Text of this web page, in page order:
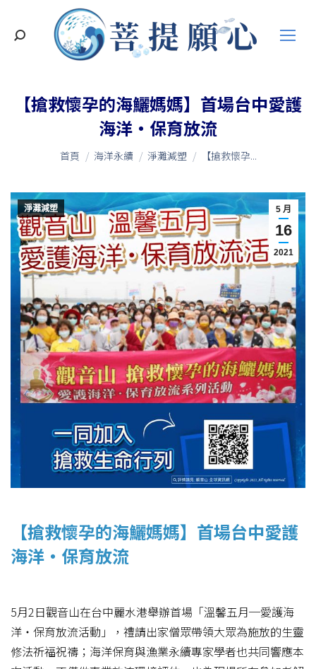
搜
【搶救懷孕的海鱺媽媽】首場台中愛護
海洋‧保育放流
您在這裡：
首頁 海洋永續 淨灘減塑 【搶救懷孕...
5 月
16
2021
淨灘減塑
【搶救懷孕的海鱺媽媽】首場台中愛護
海洋‧保育放流
5月2日觀音山在台中麗水港舉辦首場「溫馨五月─愛護海
洋‧保育放流活動」，禮請出家僧眾帶領大眾為施放的生靈
修法祈福祝禱；海洋保育與漁業永續專家學者也共同響應本